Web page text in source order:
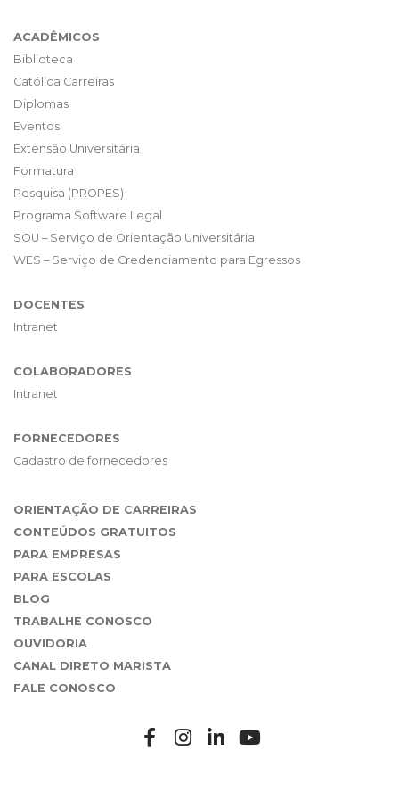
ACADÊMICOS
Biblioteca
Católica Carreiras
Diplomas
Eventos
Extensão Universitária
Formatura
Pesquisa (PROPES)
Programa Software Legal
SOU – Serviço de Orientação Universitária
WES – Serviço de Credenciamento para Egressos
DOCENTES
Intranet
COLABORADORES
Intranet
FORNECEDORES
Cadastro de fornecedores
ORIENTAÇÃO DE CARREIRAS
CONTEÚDOS GRATUITOS
PARA EMPRESAS
PARA ESCOLAS
BLOG
TRABALHE CONOSCO
OUVIDORIA
CANAL DIRETO MARISTA
FALE CONOSCO